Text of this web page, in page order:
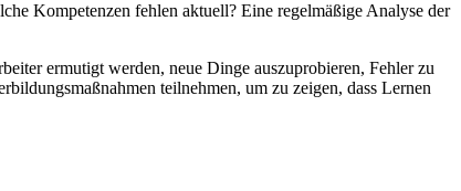
Kompetenzen fehlen aktuell? Eine regelmäßige Analyse der
ermutigt werden, neue Dinge auszuprobieren, Fehler zu
teilnehmen, um zu zeigen, dass Lernen